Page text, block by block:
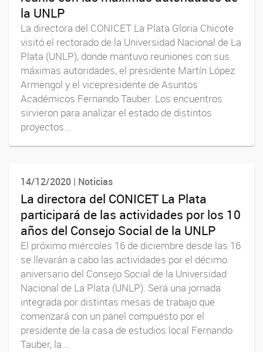
la UNLP
La directora del CONICET La Plata Gloria Chicote
visitó el rectorado de la Universidad Nacional de La
Plata (UNLP), donde mantuvo reuniones con sus
máximas autoridades, el presidente Martín López
Armengol y el vicepresidente de Asuntos
Académicos Fernando Tauber. Los encuentros
sirvieron para analizar el estado de distintos
proyectos...
14/12/2020 | Noticias
La directora del CONICET La Plata
participará de las actividades por los 10
años del Consejo Social de la UNLP
El próximo miércoles 16 de diciembre desde las 16
se llevarán a cabo las actividades por el décimo
aniversario del Consejo Social de la Universidad
Nacional de La Plata (UNLP). Será una jornada
integrada por distintas mesas de trabajo que
comenzará con un panel compuesto por el
presidente de la casa de estudios local Fernando
Tauber, la...